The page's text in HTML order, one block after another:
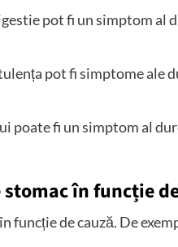
pot fi un simptom al
pot fi simptome ale
poate fi un simptom al
în funcție
funcție de cauză. De